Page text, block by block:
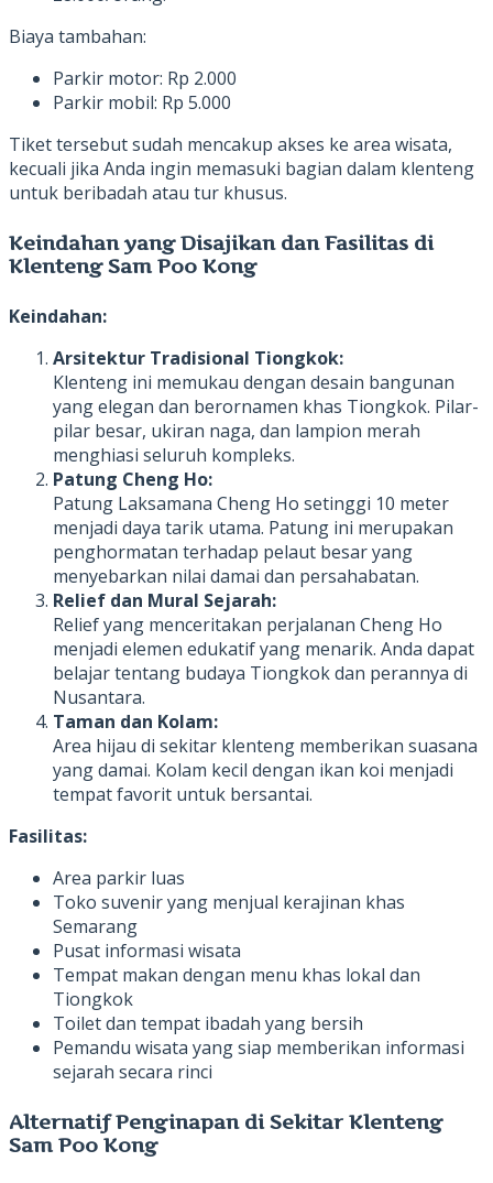
Biaya tambahan:
Parkir motor: Rp 2.000
Parkir mobil: Rp 5.000
Tiket tersebut sudah mencakup akses ke area wisata,
kecuali jika Anda ingin memasuki bagian dalam klenteng
untuk beribadah atau tur khusus.
Keindahan yang Disajikan dan Fasilitas di
Klenteng Sam Poo Kong
Keindahan:
Arsitektur Tradisional Tiongkok:
Klenteng ini memukau dengan desain bangunan
yang elegan dan berornamen khas Tiongkok. Pilar-
pilar besar, ukiran naga, dan lampion merah
menghiasi seluruh kompleks.
Patung Cheng Ho:
Patung Laksamana Cheng Ho setinggi 10 meter
menjadi daya tarik utama. Patung ini merupakan
penghormatan terhadap pelaut besar yang
menyebarkan nilai damai dan persahabatan.
Relief dan Mural Sejarah:
Relief yang menceritakan perjalanan Cheng Ho
menjadi elemen edukatif yang menarik. Anda dapat
belajar tentang budaya Tiongkok dan perannya di
Nusantara.
Taman dan Kolam:
Area hijau di sekitar klenteng memberikan suasana
yang damai. Kolam kecil dengan ikan koi menjadi
tempat favorit untuk bersantai.
Fasilitas:
Area parkir luas
Toko suvenir yang menjual kerajinan khas
Semarang
Pusat informasi wisata
Tempat makan dengan menu khas lokal dan
Tiongkok
Toilet dan tempat ibadah yang bersih
Pemandu wisata yang siap memberikan informasi
sejarah secara rinci
Alternatif Penginapan di Sekitar Klenteng
Sam Poo Kong